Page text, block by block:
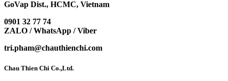
GoVap Dist., HCMC, Vietnam
0901 32 77 74
ZALO / WhatsApp / Viber
tri.pham@chauthienchi.com
Chau Thien Chi Co.,Ltd.